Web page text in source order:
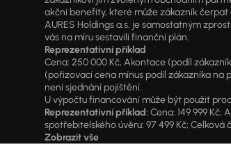
akční benefity, které může zákazník čerpat
AURES Holdings a.s. je samostatným
vás na míru sestavili finanční plán.
Reprezentativní příklad
Cena: 250 000 Kč, Akontace (podíl
(pořizovací cena mínus podíl zákazníka na
není sjednání pojištění.
U výpočtu financování může být použit
Reprezentativní příklad:Cena: 149 999 Kč;
spotřebitelského úvěru: 97 499 Kč; Celková
Zobrazit vše